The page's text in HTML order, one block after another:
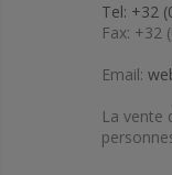
Tel: +32
Fax: +32
Email:
La vente